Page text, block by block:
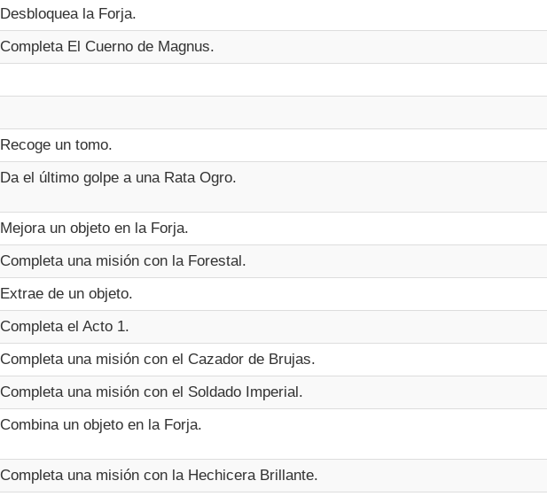
Desbloquea la Forja.
Completa El Cuerno de Magnus.
Recoge un tomo.
Da el último golpe a una Rata Ogro.
Mejora un objeto en la Forja.
Completa una misión con la Forestal.
Extrae de un objeto.
Completa el Acto 1.
Completa una misión con el Cazador de Brujas.
Completa una misión con el Soldado Imperial.
Combina un objeto en la Forja.
Completa una misión con la Hechicera Brillante.